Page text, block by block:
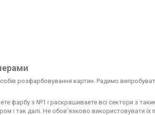
розфарбовування картин. Радимо
фарбу з №1 і раскрашиваете всі сектори з
і так далі. Не обов'язково використовувати